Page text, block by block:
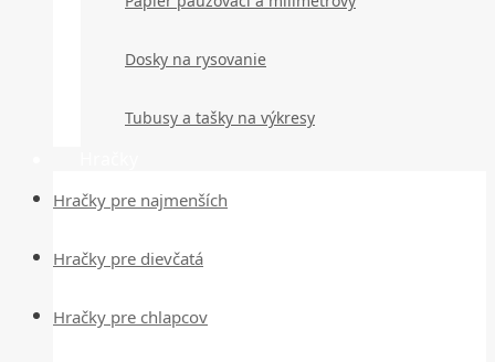
Dosky na rysovanie
Tubusy a tašky na výkresy
Hračky pre najmenších
Hračky pre dievčatá
Hračky pre chlapcov